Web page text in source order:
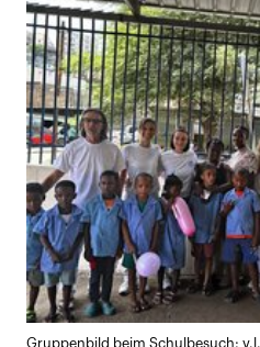
Gruppenbild beim Schulbesuch: